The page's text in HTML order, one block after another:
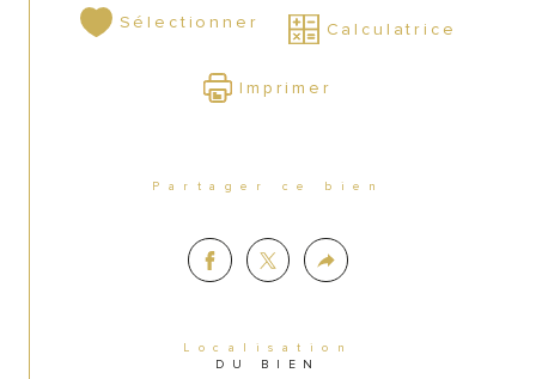
Sélectionner Calculatrice
Imprimer
Partager ce bien
Localisation
DU BIEN